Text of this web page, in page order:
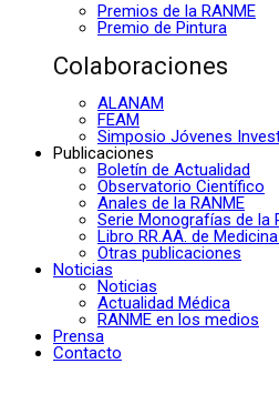
Premios de la RANME
Premio de Pintura
Colaboraciones
ALANAM
FEAM
Simposio Jóvenes
Publicaciones
Boletín de Actualidad
Observatorio Científico
Anales de la RANME
Serie Monografías de la
Libro RR.AA. de
Otras publicaciones
Noticias
Noticias
Actualidad Médica
RANME en los medios
Prensa
Contacto